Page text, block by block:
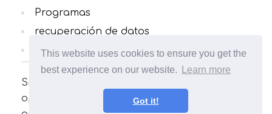
This website uses cookies to ensure you get the
best experience on our website.
Learn more
Got it!
Sitio sobre computadoras y sistemas
operativos. Una increíble cantidad de
Programas
recuperación de datos
Todas las categorias